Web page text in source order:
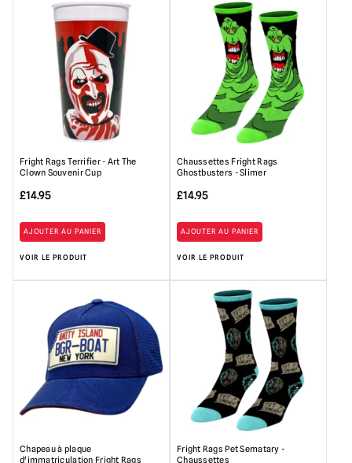
Fright Rags Terrifier - Art The
Clown Souvenir Cup
£14.95
AJOUTER AU PANIER
VOIR LE PRODUIT
Chaussettes Fright Rags
Ghostbusters - Slimer
£14.95
AJOUTER AU PANIER
VOIR LE PRODUIT
Chapeau à plaque
d'immatriculation Fright Rags
Fright Rags Pet Sematary -
Chaussettes